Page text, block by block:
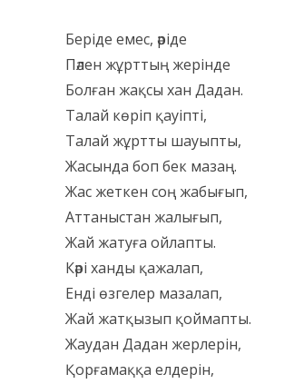
Беріде емес, әріде
Пәлен жұрттың жерінде
Болған жақсы хан Дадан.
Талай көріп қауіпті,
Талай жұртты шауыпты,
Жасында боп бек мазаң.
Жас жеткен соң жабығып,
Аттаныстан жалығып,
Жай жатуға ойлапты.
Кәрі ханды қажалап,
Енді өзгелер мазалап,
Жай жатқызып қоймапты.
Жаудан Дадан жерлерін,
Қорғамаққа елдерін,